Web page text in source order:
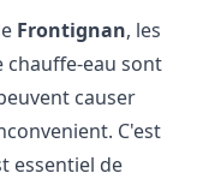
Frontignan, les
chauffe-eau sont
causer
C'est
essentiel de